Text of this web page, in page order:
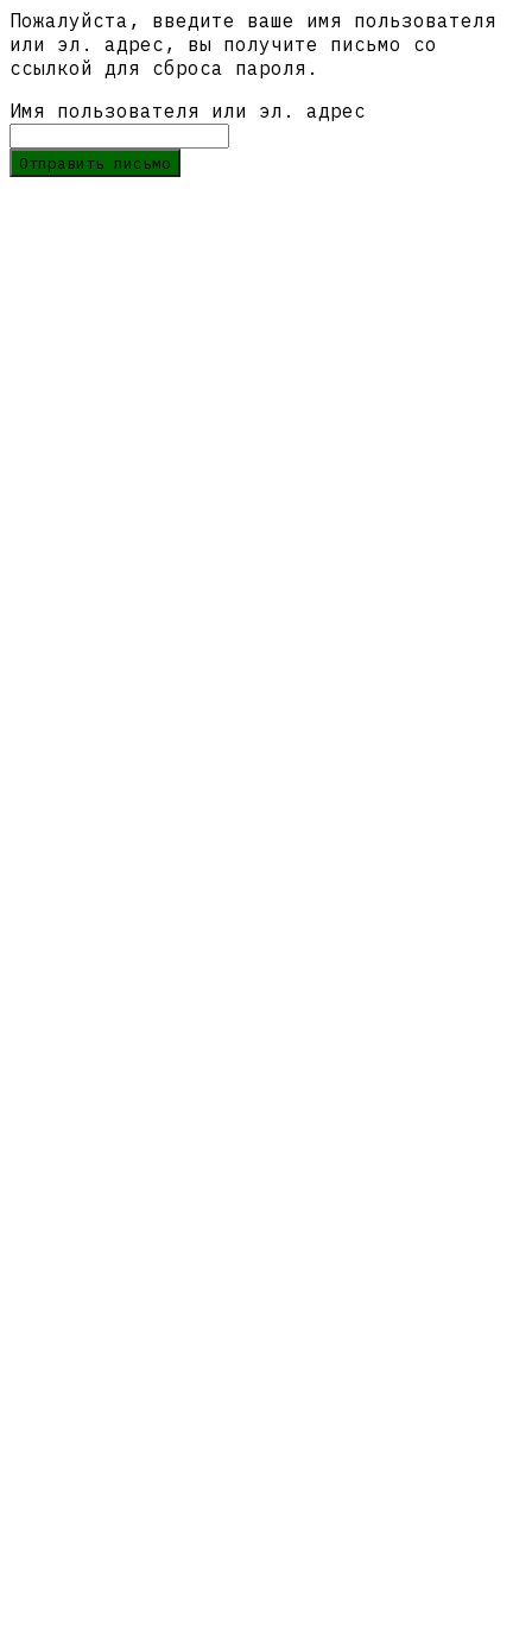
Пожалуйста, введите ваше имя пользователя
или эл. адрес, вы получите письмо со
ссылкой для сброса пароля.
Имя пользователя или эл. адрес
Отправить письмо